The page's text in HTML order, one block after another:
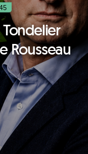
Rousseau